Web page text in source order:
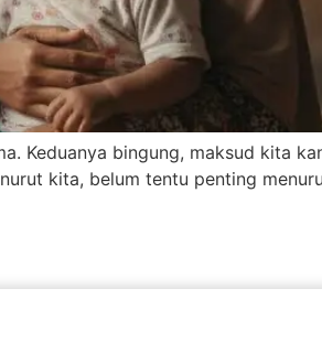
Keduanya bingung, maksud kita
kita, belum tentu penting